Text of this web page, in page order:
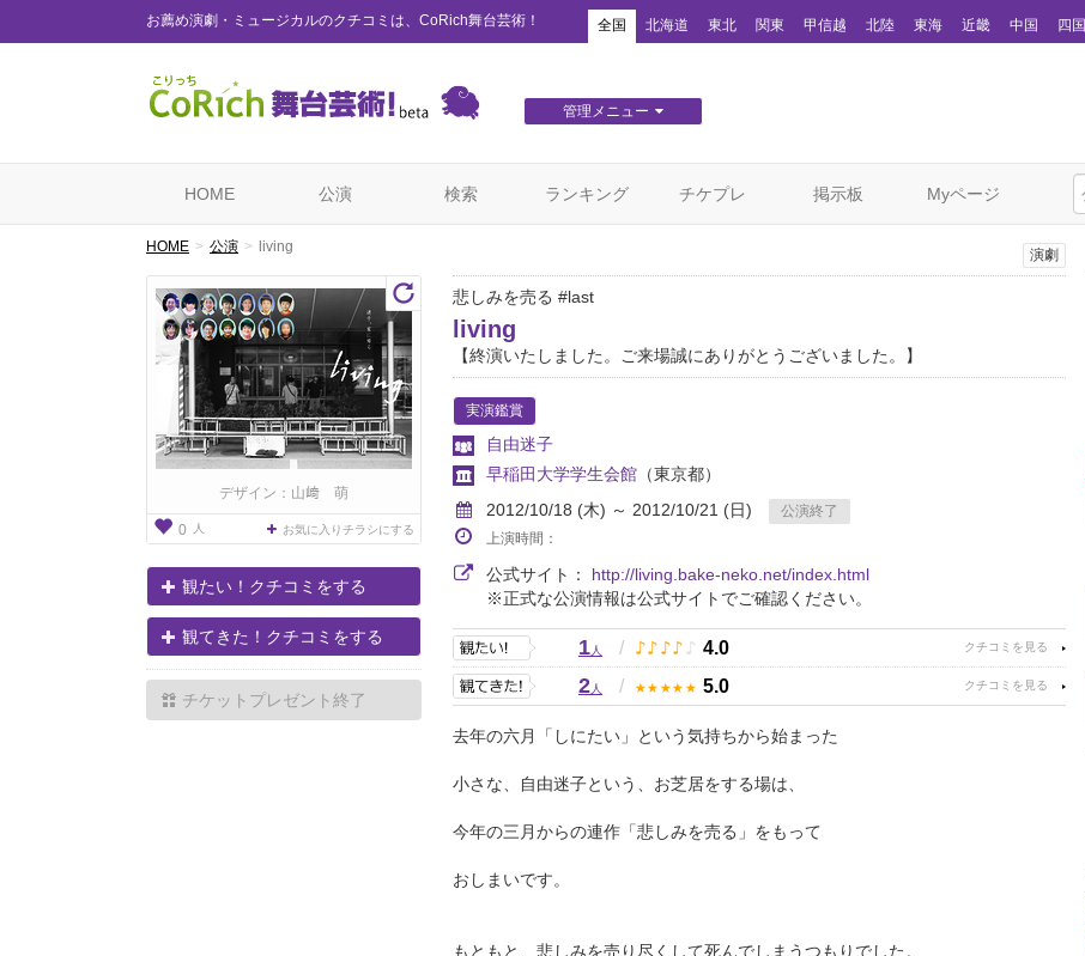
お薦め演劇・ミュージカルのクチコミは、CoRich舞台芸術！ 全国 北海道 東北 関東 甲信越 北陸 東海 近畿 中国 四国
管理メニュー
HOME 公演 検索 ランキング チケプレ 掲示板 Myページ
HOME 公演 living
デザイン：山﨑 萌
0 人 お気に入りチラシにする
観たい！クチコミをする
観てきた！クチコミをする
チケットプレゼント終了
演劇
悲しみを売る #last
living
【終演いたしました。ご来場誠にありがとうございました。】
実演鑑賞
自由迷子
早稲田大学学生会館 （東京都）
2012/10/18 (木) ～ 2012/10/21 (日)
公演終了
上演時間：
公式サイト： http://living.bake-neko.net/index.html
※正式な公演情報は公式サイトでご確認ください。
1人 / ♪ ♪ ♪ ♪ ♪ 4.0
2人 / ★ ★ ★ ★ ★ 5.0
去年の六月「しにたい」という気持ちから始まった
小さな、自由迷子という、お芝居をする場は、
今年の三月からの連作「悲しみを売る」をもって
おしまいです。
もともと、悲しみを売り尽くして死んでしまうつもりでした。